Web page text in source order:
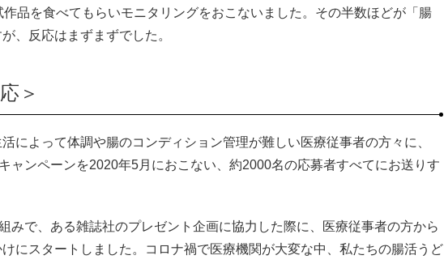
品を食べてもらいモニタリングをおこないました。その半数ほどが「腸
、反応はまずまずでした。
＞
によって体調や腸のコンディション管理が難しい医療従事者の方々に、
ャンペーンを2020年5月におこない、約2000名の応募者すべてにお送りす
みで、ある雑誌社のプレゼント企画に協力した際に、医療従事者の方から
にスタートしました。コロナ禍で医療機関が大変な中、私たちの腸活うど